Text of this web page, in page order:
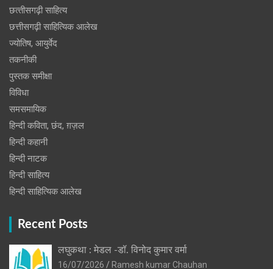
छत्‍तीसगढ़ी साहित्‍य
छत्तीसगढ़ी साहित्यिक आलेख
ज्योतिष, आयुर्वेद
तकनीकी
पुस्‍तक समीक्षा
विविधा
समसमायिक
हिन्दी कविता, छंद, ग़ज़ल
हिन्दी कहानी
हिन्‍दी नाटक
हिन्दी साहित्य
हिन्दी साहित्यिक आलेख
Recent Posts
लघुकथा : मेडल -डॉ. विनोद कुमार वर्मा
16/07/2026
Ramesh kumar Chauhan